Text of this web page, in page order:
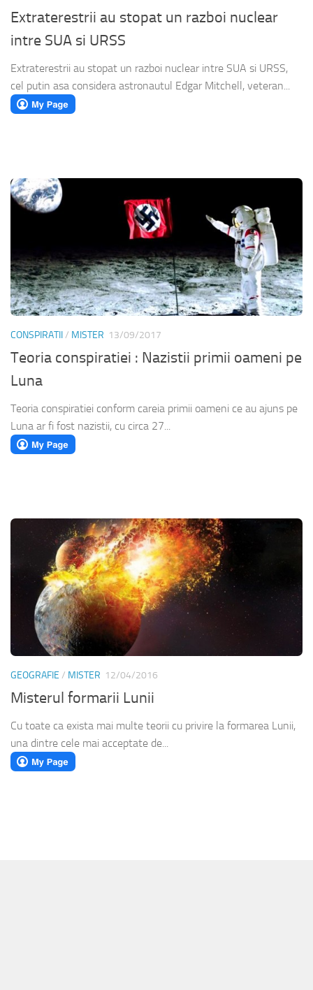
Extraterestrii au stopat un razboi nuclear
intre SUA si URSS
Extraterestrii au stopat un razboi nuclear intre SUA si URSS,
cel putin asa considera astronautul Edgar Mitchell, veteran...
CONSPIRATII/ MISTER 13/09/2017
Teoria conspiratiei : Nazistii primii oameni pe
Luna
Teoria conspiratiei conform careia primii oameni ce au ajuns pe
Luna ar fi fost nazistii, cu circa 27...
GEOGRAFIE / MISTER 12/04/2016
Misterul formarii Lunii
Cu toate ca exista mai multe teorii cu privire la formarea Lunii,
una dintre cele mai acceptate de...